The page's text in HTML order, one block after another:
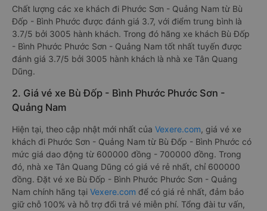
Chất lượng các xe khách đi Phước Sơn - Quảng Nam từ Bù
Đốp - Bình Phước được đánh giá 3.7, với điểm trung bình là
3.7/5 bởi 3005 hành khách. Trong đó hãng xe khách Bù Đốp
- Bình Phước Phước Sơn - Quảng Nam tốt nhất tuyến được
đánh giá 3.7/5 bởi 3005 hành khách là nhà xe Tân Quang
Dũng.
2. Giá vé xe Bù Đốp - Bình Phước Phước Sơn -
Quảng Nam
Hiện tại, theo cập nhật mới nhất của Vexere.com, giá vé xe
khách đi Phước Sơn - Quảng Nam từ Bù Đốp - Bình Phước có
mức giá dao động từ 600000 đồng - 700000 đồng. Trong
đó, nhà xe Tân Quang Dũng có giá vé rẻ nhất, chỉ 600000
đồng. Đặt vé xe Bù Đốp - Bình Phước Phước Sơn - Quảng
Nam chính hãng tại Vexere.com để có giá rẻ nhất, đảm bảo
giữ chỗ 100% và hỗ trợ đổi trả vé miễn phí. Tổng đài tư vấn,